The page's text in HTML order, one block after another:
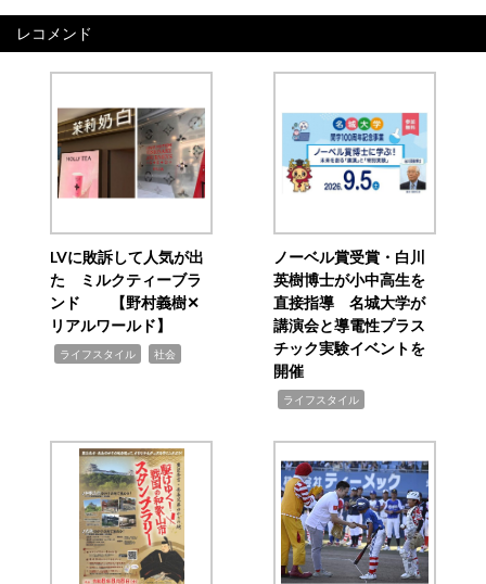
レコメンド
LVに敗訴して人気が出
た ミルクティーブラ
ンド 【野村義樹✕
リアルワールド】
ライフスタイル 社会
ノーベル賞受賞・白川
英樹博士が小中高生を
直接指導 名城大学が
講演会と導電性プラス
チック実験イベントを
開催
ライフスタイル